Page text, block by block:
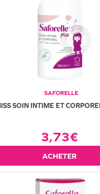
SAFORELLE
SOIN INTIME ET
3,73€
ACHETER